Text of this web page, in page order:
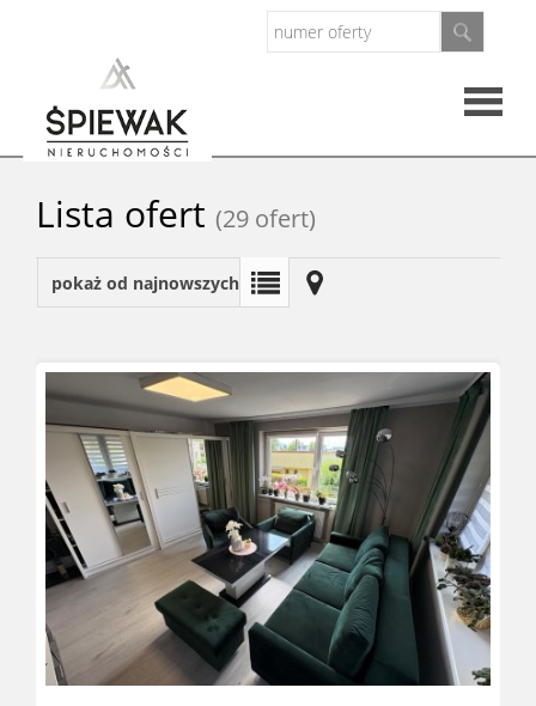
O
Domy
Dzialki
Obiekty
Lista ofert (29 ofert)
pokaż od najnowszych